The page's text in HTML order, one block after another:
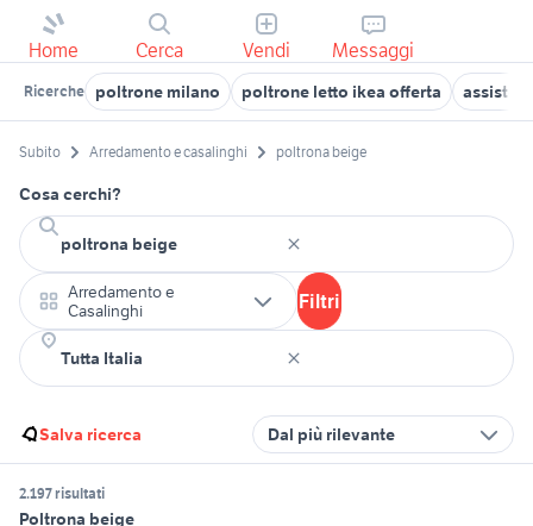
Home Cerca Vendi Messaggi
Ricerche poltrone milano poltrone letto ikea offerta
Subito Arredamento e casalinghi poltrona beige
Cosa cerchi?
Arredamento e
Casalinghi
Filtri
Salva ricerca Dal più rilevante
2.197 risultati
Poltrona beige